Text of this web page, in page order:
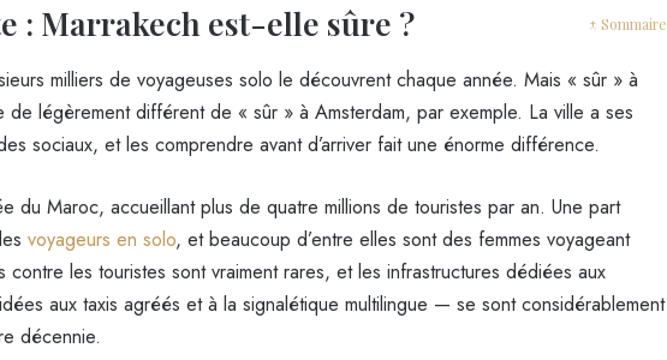
: Marrakech est-elle sûre ? ↑ Sommaire
milliers de voyageuses solo le découvrent chaque année. Mais « sûr » à
légèrement différent de « sûr » à Amsterdam, par exemple. La ville a ses
sociaux, et les comprendre avant d’arriver fait une énorme différence.
du Maroc, accueillant plus de quatre millions de touristes par an. Une part
voyageurs en solo, et beaucoup d’entre elles sont des femmes voyageant
contre les touristes sont vraiment rares, et les infrastructures dédiées aux
aux taxis agréés et à la signalétique multilingue — se sont considérablement
décennie.